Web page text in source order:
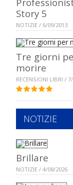
Story 5
NOTIZIE / 6/09/2013
Tre giorni
morire
RECENSIONI LIBRI /
NOTIZIE
Brillare
NOTIZIE / 4/08/2026